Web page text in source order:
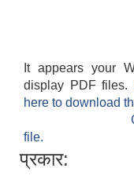
It appears your
display PDF files.
here to download
file.
प्रकार: